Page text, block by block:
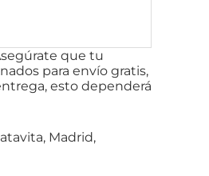
que tu
para envío gratis,
esto dependerá
Madrid,